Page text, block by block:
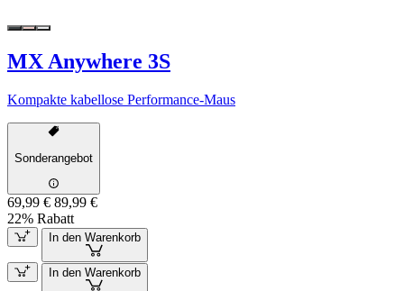
MX Anywhere 3S
Kompakte kabellose Performance-Maus
Sonderangebot
69,99 € 89,99 €
22% Rabatt
In den Warenkorb
In den Warenkorb